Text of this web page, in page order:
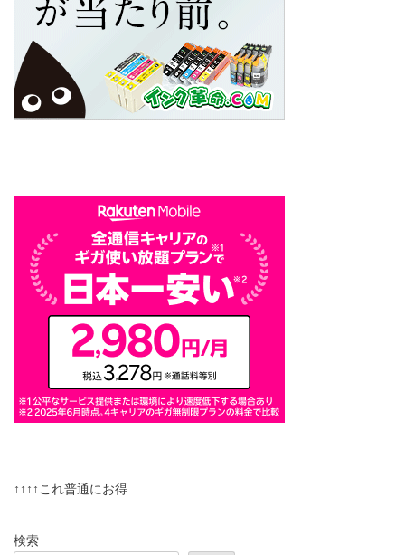
↑↑↑↑これ普通にお得
検索